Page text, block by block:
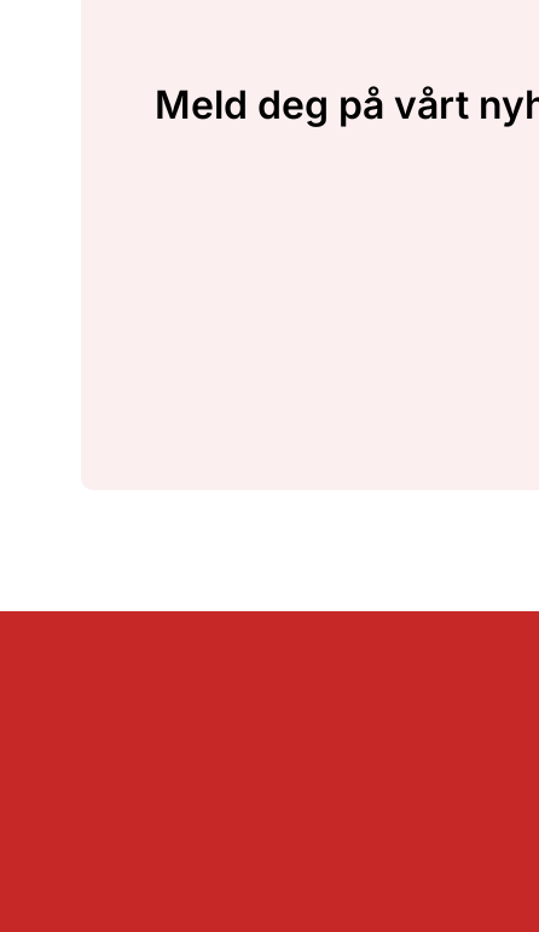
Meld deg på vårt